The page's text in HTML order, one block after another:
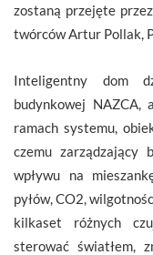
zostaną przejęte
twórców Artur Pollak,
Inteligentny dom
budynkowej NAZCA,
ramach systemu,
czemu zarządzający
wpływu na
pyłów, CO2,
kilkaset różnych
sterować światłem,